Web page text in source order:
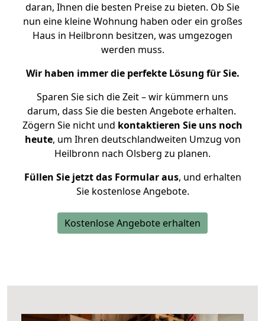
daran, Ihnen die besten Preise zu bieten. Ob Sie
nun eine kleine Wohnung haben oder ein großes
Haus in Heilbronn besitzen, was umgezogen
werden muss.
Wir haben immer die perfekte Lösung für Sie.
Sparen Sie sich die Zeit – wir kümmern uns
darum, dass Sie die besten Angebote erhalten.
Zögern Sie nicht und kontaktieren Sie uns noch
heute, um Ihren deutschlandweiten Umzug von
Heilbronn nach Olsberg zu planen.
Füllen Sie jetzt das Formular aus, und erhalten
Sie kostenlose Angebote.
Kostenlose Angebote erhalten